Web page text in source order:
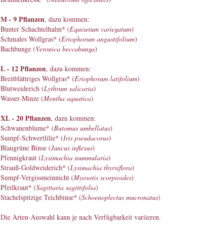
M - 9 Pflanzen, dazu kommen:
Bunter Schachtelhalm* (Equisetum variegatum)
Schmales Wollgras* (Eriophorum angustifolium)
Bachbunge (Veronica beccabunga)
L - 12 Pflanzen, dazu kommen:
Breitblättriges Wollgras* (Eriophorum latifolium)
Blutweiderich (Lythrum salicaria)
Wasser-Minze (Mentha aquatica)
XL - 20 Pflanzen, dazu kommen:
Schwanenblume* (Butomus umbellatus)
Sumpf-Schwertlilie* (Iris pseudacorus)
Blaugrüne Binse (Juncus inflexus)
Pfennigkraut (Lysimachia nummularia)
Strauß-Goldweiderich* (Lysimachia thyrsiflora)
Sumpf-Vergissmeinnicht (Myosotis scorpioides)
Pfeilkraut* (Sagittaria sagittifolia)
Stachelspitzige Teichbinse* (Schoenoplectus mucronatus)
Die Arten-Auswahl kann je nach Verfügbarkeit variieren.